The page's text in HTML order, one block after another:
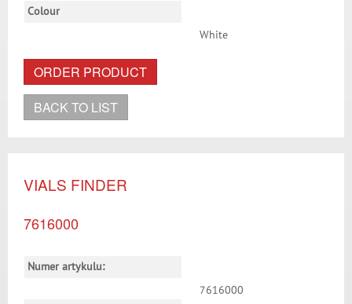
Colour
White
ORDER PRODUCT
BACK TO LIST
VIALS FINDER
7616000
Numer artykulu:
7616000